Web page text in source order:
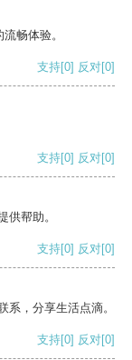
畅体验。
支持[0] 反对[0]
支持[0] 反对[0]
供帮助。
支持[0] 反对[0]
，分享生活点滴。
支持[0] 反对[0]